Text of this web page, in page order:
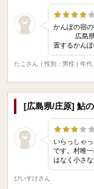
かんぽ
広島県庄
置するかん
たこさん
| 性別：男性 | 年
[広島県/庄原] 鮎
いらっしゃ
です。村唯
はなく小さ
ぴいすけさん